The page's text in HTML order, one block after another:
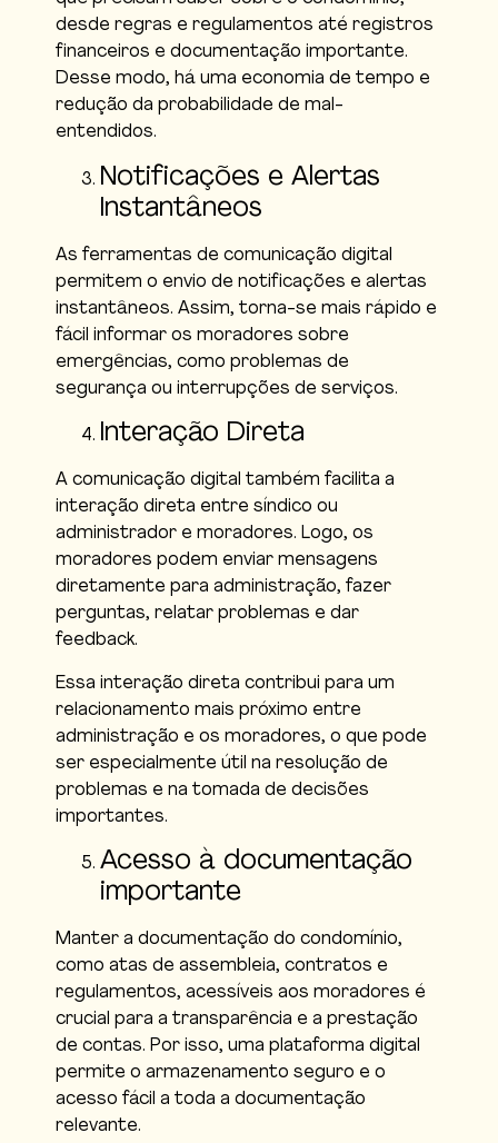
desde regras e regulamentos até registros
financeiros e documentação importante.
Desse modo, há uma economia de tempo e
redução da probabilidade de mal-
entendidos.
Notificações e Alertas
Instantâneos
As ferramentas de comunicação digital
permitem o envio de notificações e alertas
instantâneos. Assim, torna-se mais rápido e
fácil informar os moradores sobre
emergências, como problemas de
segurança ou interrupções de serviços.
Interação Direta
A comunicação digital também facilita a
interação direta entre síndico ou
administrador e moradores. Logo, os
moradores podem enviar mensagens
diretamente para administração, fazer
perguntas, relatar problemas e dar
feedback.
Essa interação direta contribui para um
relacionamento mais próximo entre
administração e os moradores, o que pode
ser especialmente útil na resolução de
problemas e na tomada de decisões
importantes.
Acesso à documentação
importante
Manter a documentação do condomínio,
como atas de assembleia, contratos e
regulamentos, acessíveis aos moradores é
crucial para a transparência e a prestação
de contas. Por isso, uma plataforma digital
permite o armazenamento seguro e o
acesso fácil a toda a documentação
relevante.